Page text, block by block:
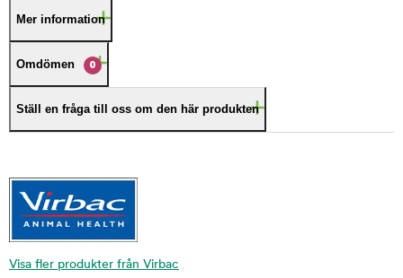
Mer information
Omdömen 0
Ställ en fråga till oss om den här produkten
Visa fler produkter från Virbac